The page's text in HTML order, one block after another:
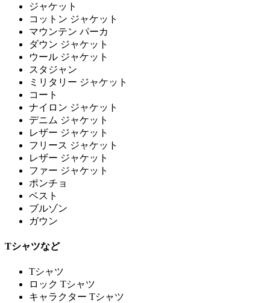
ジャケット
コットン ジャケット
マウンテン パーカ
ダウン ジャケット
ウール ジャケット
スタジャン
ミリタリー ジャケット
コート
ナイロン ジャケット
デニム ジャケット
レザー ジャケット
フリース ジャケット
レザー ジャケット
ファー ジャケット
ポンチョ
ベスト
ブルゾン
ガウン
Tシャツなど
Tシャツ
ロック Tシャツ
キャラクター Tシャツ